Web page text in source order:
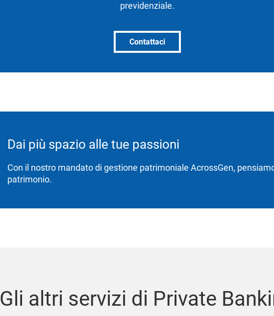
previdenziale.
Contattaci
Dai più spazio alle tue passioni
Con il nostro mandato di gestione patrimoniale AcrossGen,
patrimonio.
Gli altri servizi di Private